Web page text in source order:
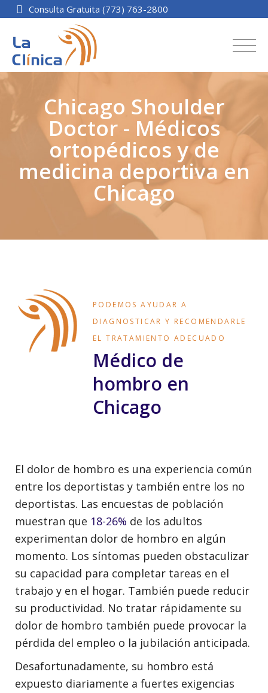
Consulta Gratuita (773) 763-2800
Chicago Shoulder
Doctor - Médicos
ortopédicos y de
medicina deportiva en
Chicago
PODEMOS AYUDAR A
DIAGNOSTICAR Y RECOMENDARLE
EL TRATAMIENTO ADECUADO
Médico de
hombro en
Chicago
El dolor de hombro es una experiencia común
entre los deportistas y también entre los no
deportistas. Las encuestas de población
muestran que 18-26% de los adultos
experimentan dolor de hombro en algún
momento. Los síntomas pueden obstaculizar
su capacidad para completar tareas en el
trabajo y en el hogar. También puede reducir
su productividad. No tratar rápidamente su
dolor de hombro también puede provocar la
pérdida del empleo o la jubilación anticipada.
Desafortunadamente, su hombro está
expuesto diariamente a fuertes exigencias